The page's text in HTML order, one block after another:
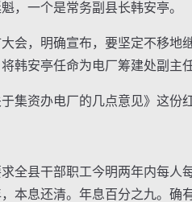
一个是常务副县长韩安亭。
，明确宣布，要坚定不移地
韩安亭任命为电厂筹建处副主
资办电厂的几点意见》这份红
县干部职工今明两年内每人
本息还清。年息百分之九。确